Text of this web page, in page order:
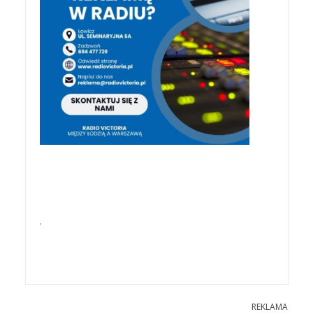
.
REKLAMA